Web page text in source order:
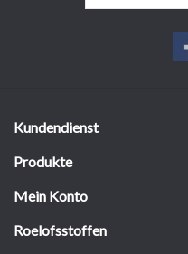
Kundendienst
Produkte
Mein Konto
Roelofsstoffen